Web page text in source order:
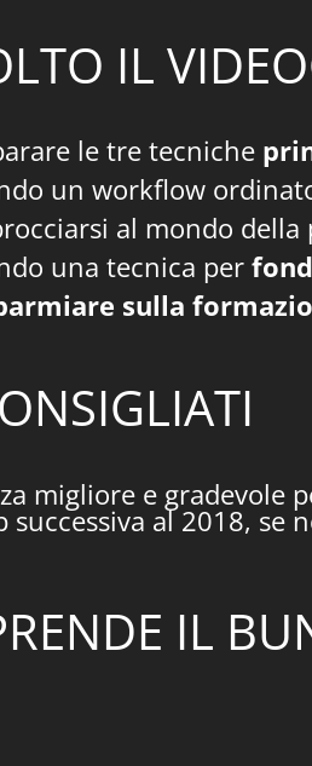
IL
le tre tecniche
un workflow
al mondo della
una tecnica per
sulla
migliore e
al 2018, se
IL